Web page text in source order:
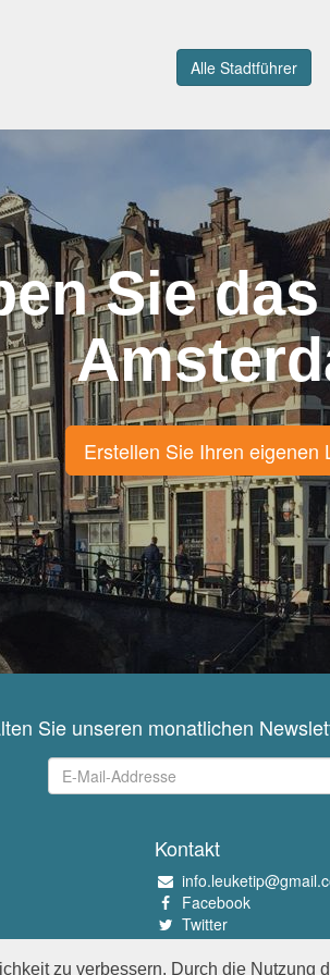
zu verbessern. Durch die Nutzung
Alle Stadtführer
Sie
Erstellen Sie Ihren eigenen
Sie unseren monatlichen
Kontakt
Facebook
Twitter
Instagram
Pinterest